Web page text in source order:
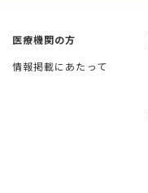
医療機関の方
情報掲載にあたって